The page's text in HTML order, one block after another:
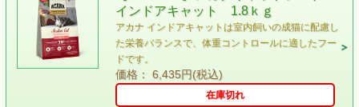
インドアキャット 1.8ｋｇ
アカナ インドアキャットは室内飼いの成猫に配慮し
た栄養バランスで、体重コントロールに適したフー
ドです。
価格： 6,435円(税込)
在庫切れ